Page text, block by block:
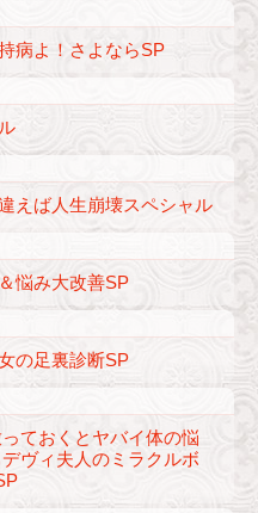
病よ！さよならSP
えば人生崩壊スペシャル
悩み大改善SP
の足裏診断SP
ておくとヤバイ体の悩
ヴィ夫人のミラクルボ